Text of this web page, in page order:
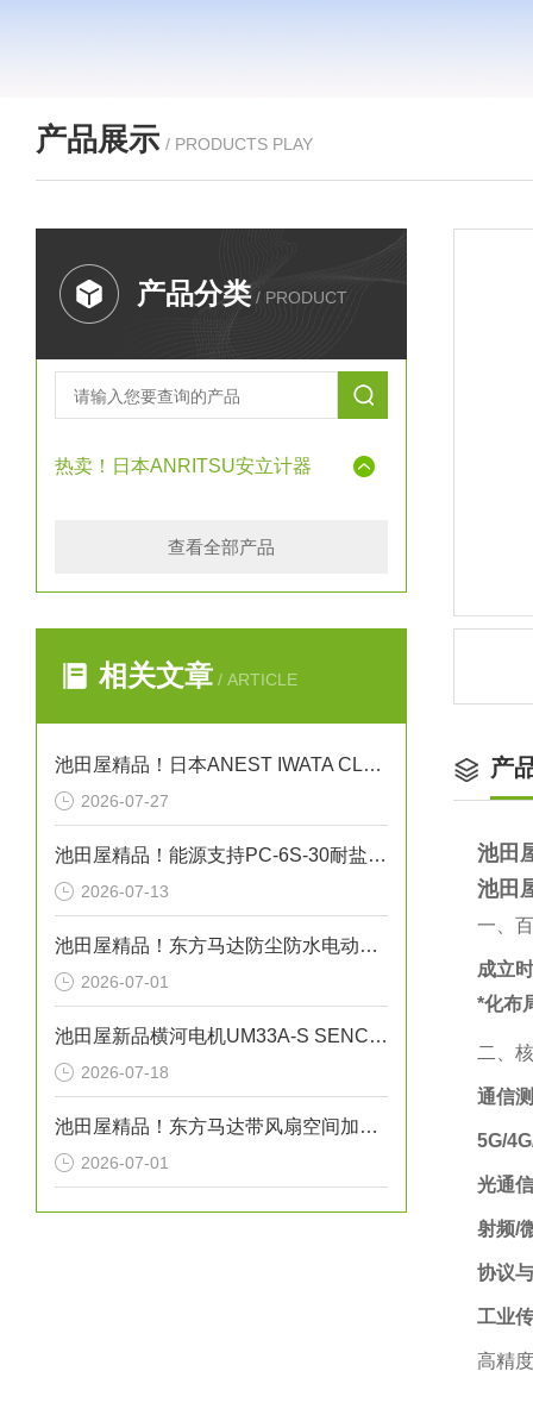
产品展示 / PRODUCTS PLAY
产品分类 / PRODUCT
热卖！日本ANRITSU安立计器
查看全部产品
相关文章 / ARTICLE
池田屋精品！日本ANEST IWATA CLBS55E-30增压压缩机
2026-07-27
池田屋精品！能源支持PC-6S-30耐盐箱式高压断路器技术参数
2026-07-13
池田屋精品！东方马达防尘防水电动机 FPW425 参数介绍
2026-07-01
池田屋新品横河电机UM33A-S SENCOM指示计
2026-07-18
池田屋精品！东方马达带风扇空间加热器 HMA系列 100W型 参数介绍
2026-07-01
产
池田
池田
一、
成立
*化布
二、
通信
5G/
光通
射频/
协议
工业
高精